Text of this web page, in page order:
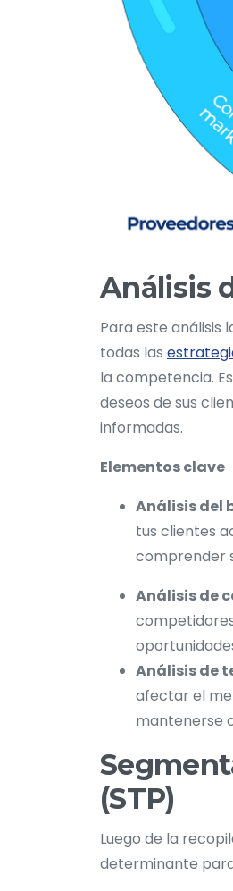
Análisis
Para este análisis
todas las
la competencia.
deseos de sus
informadas.
Elementos clave
Análisis del
tus clientes
comprender
Análisis de
Análisis de
afectar el
mantenerse
(STP)
Luego de la
determinante